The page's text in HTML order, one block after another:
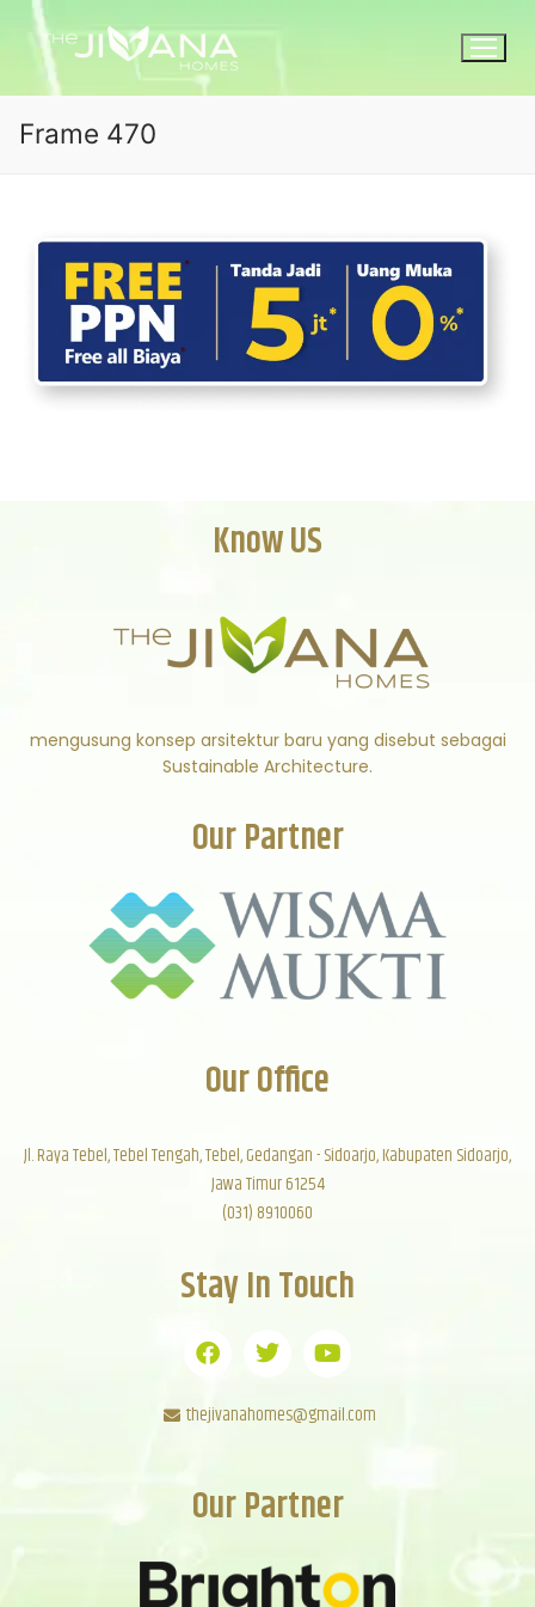
Frame 470
Know US
mengusung konsep arsitektur baru yang disebut sebagai
Sustainable Architecture.
Our Partner
Our Office
Jl. Raya Tebel, Tebel Tengah, Tebel, Gedangan - Sidoarjo, Kabupaten Sidoarjo,
Jawa Timur 61254
(031) 8910060
Stay In Touch
thejivanahomes@gmail.com
Our Partner